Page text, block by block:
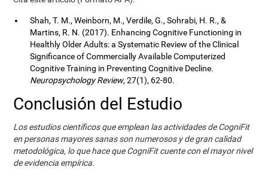
Shah, T. M., Weinborn, M., Verdile, G., Sohrabi, H. R., &
Martins, R. N. (2017). Enhancing Cognitive Functioning in
Healthly Older Adults: a Systematic Review of the Clinical
Significance of Commercially Available Computerized
Cognitive Training in Preventing Cognitive Decline.
Neuropsychology Review, 27(1), 62-80.
Conclusión del Estudio
Los estudios científicos que emplean las actividades de CogniFit
en personas mayores sanas son numerosos y de gran calidad
metodológica, lo que hace que CogniFit cuente con el mayor nivel
de evidencia empírica.